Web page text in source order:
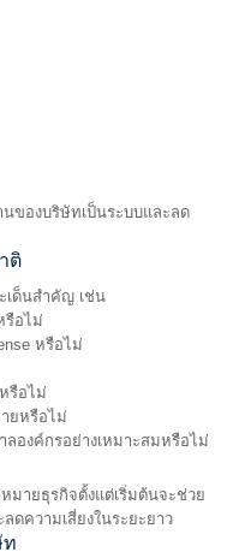
ของบริษัทเป็นระบบและลด
ติ
เด็นสำคัญ เช่น
รือไม่
หรือไม่
รือไม่
ยหรือไม่
องค์กรอย่างเหมาะสมหรือไม่
มายธุรกิจตั้งแต่เริ่มต้นจะช่วย
ดความเสี่ยงในระยะยาว
ท